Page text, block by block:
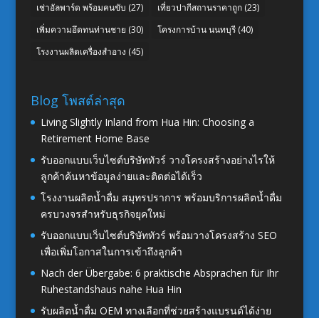
เช่าอัลพาร์ด พร้อมคนขับ (27) เที่ยวปากีสถานราคาถูก(23)
เพิ่มความอึดทนท่านชาย (30) โครงการบ้าน นนทบุรี(40)
โรงงานผลิตเครื่องสำอาง (45)
Blog โพสต์ล่าสุด
Living Slightly Inland from Hua Hin: Choosing a
Retirement Home Base
รับออกแบบเว็บไซต์บริษัททัวร์ วางโครงสร้างอย่างไรให้
ลูกค้าค้นหาข้อมูลง่ายและติดต่อได้เร็ว
โรงงานผลิตน้ำดื่ม สมุทรปราการ พร้อมบริการผลิตน้ำดื่ม
ครบวงจรสำหรับธุรกิจยุคใหม่
รับออกแบบเว็บไซต์บริษัททัวร์ พร้อมวางโครงสร้าง SEO
เพื่อเพิ่มโอกาสในการเข้าถึงลูกค้า
Nach der Übergabe: 6 praktische Absprachen für Ihr
Ruhestandshaus nahe Hua Hin
รับผลิตน้ำดื่ม OEM ทางเลือกที่ช่วยสร้างแบรนด์ได้ง่าย